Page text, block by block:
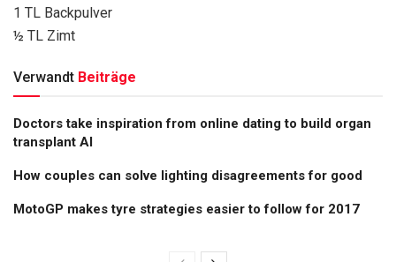
1 TL Backpulver
½ TL Zimt
Verwandt Beiträge
Doctors take inspiration from online dating to build organ
transplant AI
How couples can solve lighting disagreements for good
MotoGP makes tyre strategies easier to follow for 2017